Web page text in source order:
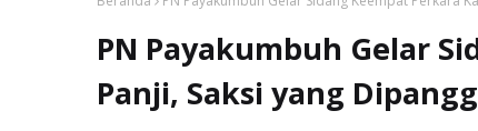
PN Payakumbuh Gelar
Panji, Saksi yang